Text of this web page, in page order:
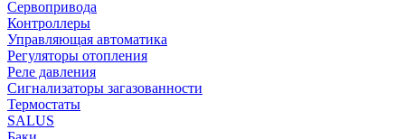
Сервопривода
Контроллеры
Управляющая автоматика
Регуляторы отопления
Реле давления
Сигнализаторы загазованности
Термостаты
SALUS